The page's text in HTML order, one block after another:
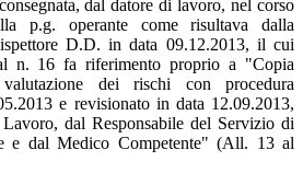
dal datore di lavoro, nel corso
p.g. operante come risultava dalla
D.D. in data 09.12.2013, il cui
n. 16 fa riferimento proprio a "Copia
dei rischi con procedura
e revisionato in data 12.09.2013,
dal Responsabile del Servizio di
e dal Medico Competente" (All. 13 al